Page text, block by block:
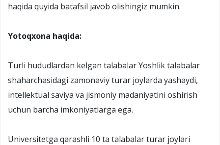
haqida quyida batafsil javob olishingiz mumkin.
Yotoqxona haqida:
Turli hududlardan kelgan talabalar Yoshlik talabalar
shaharchasidagi zamonaviy turar joylarda yashaydi,
intellektual saviya va jismoniy madaniyatini oshirish
uchun barcha imkoniyatlarga ega.
Universitetga qarashli 10 ta talabalar turar joylari